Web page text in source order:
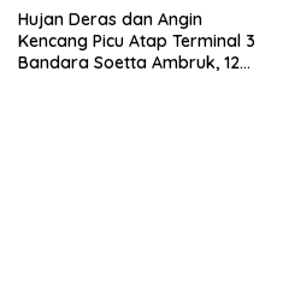
Hujan Deras dan Angin
Kencang Picu Atap Terminal 3
Bandara Soetta Ambruk, 12